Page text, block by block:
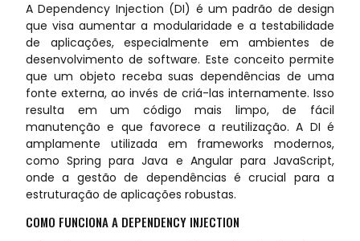
A Dependency Injection (DI) é um padrão de design
que visa aumentar a modularidade e a testabilidade
de aplicações, especialmente em ambientes de
desenvolvimento de software. Este conceito permite
que um objeto receba suas dependências de uma
fonte externa, ao invés de criá-las internamente. Isso
resulta em um código mais limpo, de fácil
manutenção e que favorece a reutilização. A DI é
amplamente utilizada em frameworks modernos,
como Spring para Java e Angular para JavaScript,
onde a gestão de dependências é crucial para a
estruturação de aplicações robustas.
COMO FUNCIONA A DEPENDENCY INJECTION